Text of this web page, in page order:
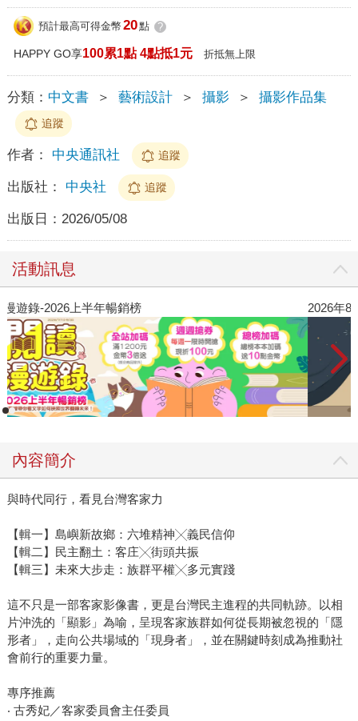
預計最高可得金幣 20點 ?
HAPPY GO享100累1點 4點抵1元 折抵無上限
分類： 中文書 ＞ 藝術設計 ＞ 攝影 ＞ 攝影作品集
追蹤
作者： 中央通訊社 追蹤
出版社： 中央社 追蹤
出版日： 2026/05/08
活動訊息
閱讀漫遊錄-2026上半年暢銷榜
內容簡介
與時代同行，看見台灣客家力
【輯一】島嶼新故鄉：六堆精神╳義民信仰
【輯二】民主翻土：客庄╳街頭共振
【輯三】未來大步走：族群平權╳多元實踐
這不只是一部客家影像書，更是台灣民主進程的共同軌跡。以相
片沖洗的「顯影」為喻，呈現客家族群如何從長期被忽視的「隱
形者」，走向公共場域的「現身者」，並在關鍵時刻成為推動社
會前行的重要力量。
專序推薦
‧ 古秀妃／客家委員會主任委員